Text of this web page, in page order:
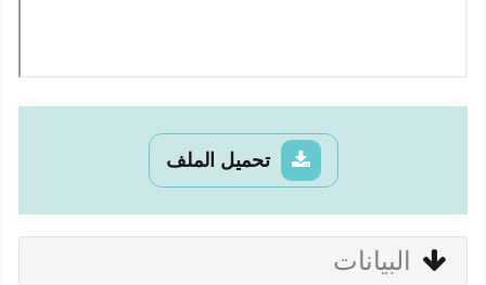
تحميل الملف
البيانات